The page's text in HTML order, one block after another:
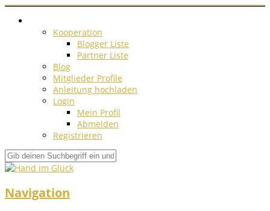
Kooperation
Blogger Liste
Partner Liste
Blog
Mitglieder Profile
Anleitung hochladen
Login
Mein Profil
Abmelden
Registrieren
Navigation